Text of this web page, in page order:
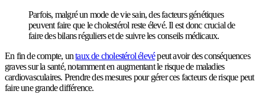
Parfois, malgré un mode de vie sain, des facteurs génétiques
peuvent faire que le cholestérol reste élevé. Il est donc crucial de
faire des bilans réguliers et de suivre les conseils médicaux.
En fin de compte, untaux de cholestérol élevépeut avoir des conséquences
graves sur la santé, notamment en augmentant le risque de maladies
cardiovasculaires. Prendre des mesures pour gérer ces facteurs de risque peut
faire une grande différence.